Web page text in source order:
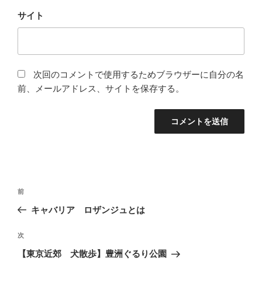
サイト
次回のコメントで使用するためブラウザーに自分の名
前、メールアドレス、サイトを保存する。
投
ナ
ビ
ゲ
過
去
投
稿
前
キャバリア ロザンジュとは
次
の
次
【東京近郊 犬散歩】豊洲ぐるり公園